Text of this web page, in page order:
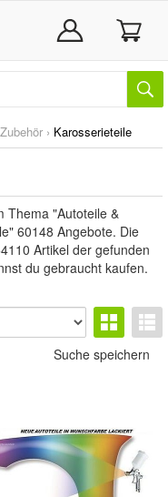
› Karosserieteile
Thema "Autoteile &
60148 Angebote. Die
Artikel der gefunden
du gebraucht kaufen.
Suche speichern